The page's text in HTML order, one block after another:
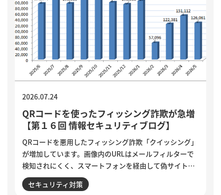
QRコードを使ったフィッシング詐欺が急増
【第１６回 情報セキュリティブログ】
2026.07.24
QRコードを悪用したフィッシング詐欺「クイッシング」
が増加しています。画像内のURLはメールフィルターで
検知されにくく、スマートフォンを経由して偽サイトへ
誘導される点が特徴です。セキュリティ意識が高い人ほ
ど狙われる巧妙な手口と、被害を防ぐために実践したい3
セキュリティ対策